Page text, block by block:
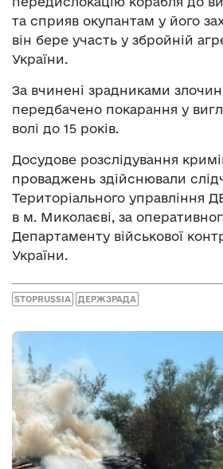
та сприяв окупантам у його
він бере участь у збройній
України.
За вчинені зрадниками
передбачено покарання у
волі до 15 років.
Досудове розслідування
проваджень здійснювали
Територіального управління
в м. Миколаєві, за
Департаменту військової
України.
STOPRUSSIA ДЕРЖЗРАДА